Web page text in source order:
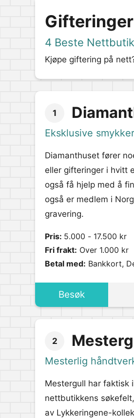
Gifteringer
4 Beste
Kjøpe giftering på
1
Eksklusive smykker
Diamanthuset fører
eller gifteringer i hvitt
også få hjelp med å
også er medlem i
gravering.
Pris: 5.000 - 17.500 kr
Fri frakt: Over 1.000 kr
Betal med: Bankkort,
Besøk
2
Mesterlig
Mestergull har faktisk
nettbutikkens
av Lykkeringene-